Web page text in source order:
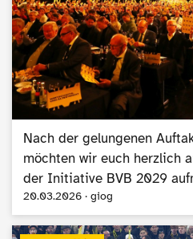
Nach der gelungenen
möchten wir euch herzlich
der Initiative BVB 2029
20.03.2026 · giog